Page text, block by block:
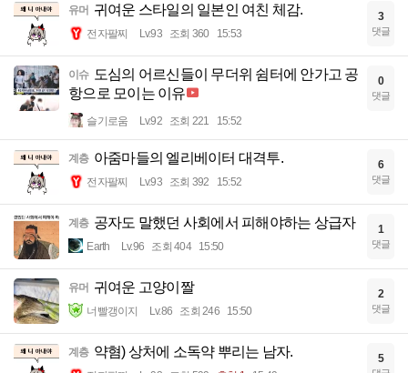
유머 귀여운 스타일의 일본인 여친 체감.
전자팔찌 Lv.93 조회 360 15:53
3
댓글
이슈 도심의 어르신들이 무더위 쉼터에 안가고 공
항으로 모이는 이유
슬기로움 Lv.92 조회 221 15:52
0
댓글
계층 아줌마들의 엘리베이터 대격투.
전자팔찌 Lv.93 조회 392 15:52
6
댓글
계층 공자도 말했던 사회에서 피해야하는 상급자
Earth Lv.96 조회 404 15:50
1
댓글
유머 귀여운 고양이짤
너빨갱이지 Lv.86 조회 246 15:50
2
댓글
계층 약혐) 상처에 소독약 뿌리는 남자. 5